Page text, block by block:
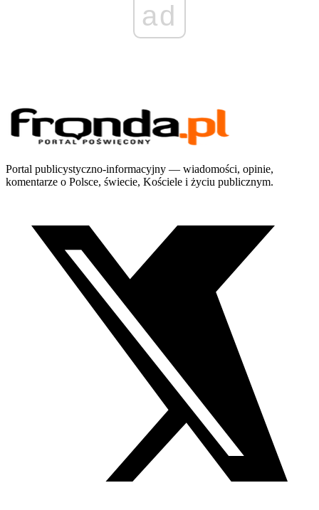
ad
Portal publicystyczno-informacyjny — wiadomości, opinie,
komentarze o Polsce, świecie, Kościele i życiu publicznym.